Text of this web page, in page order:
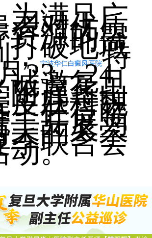
足广
者对优质
资源的需
打破地域
，宁波华仁白癜风医院特
23—24
诚邀复旦
附属华山
皮肤科魏
主任莅临
，开展为
天的多学
季联合会
动。